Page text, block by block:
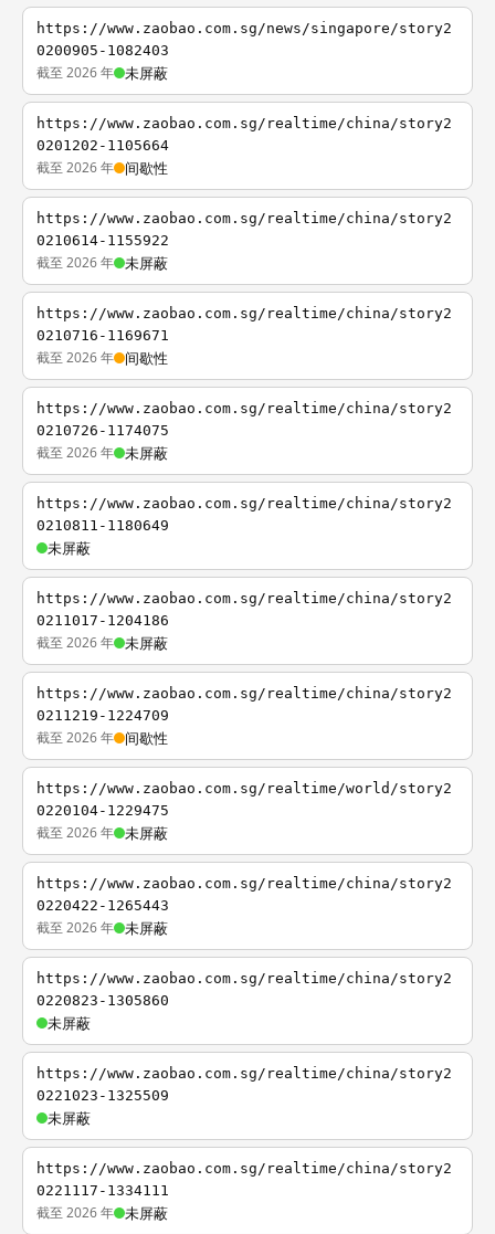
https://www.zaobao.com.sg/news/singapore/story2
0200905-1082403
截至 2026 年 未屏蔽
https://www.zaobao.com.sg/realtime/china/story2
0201202-1105664
截至 2026 年 间歇性
https://www.zaobao.com.sg/realtime/china/story2
0210614-1155922
截至 2026 年 未屏蔽
https://www.zaobao.com.sg/realtime/china/story2
0210716-1169671
截至 2026 年 间歇性
https://www.zaobao.com.sg/realtime/china/story2
0210726-1174075
截至 2026 年 未屏蔽
https://www.zaobao.com.sg/realtime/china/story2
0210811-1180649
未屏蔽
https://www.zaobao.com.sg/realtime/china/story2
0211017-1204186
截至 2026 年 未屏蔽
https://www.zaobao.com.sg/realtime/china/story2
0211219-1224709
截至 2026 年 间歇性
https://www.zaobao.com.sg/realtime/world/story2
0220104-1229475
截至 2026 年 未屏蔽
https://www.zaobao.com.sg/realtime/china/story2
0220422-1265443
截至 2026 年 未屏蔽
https://www.zaobao.com.sg/realtime/china/story2
0220823-1305860
未屏蔽
https://www.zaobao.com.sg/realtime/china/story2
0221023-1325509
未屏蔽
https://www.zaobao.com.sg/realtime/china/story2
0221117-1334111
截至 2026 年 未屏蔽